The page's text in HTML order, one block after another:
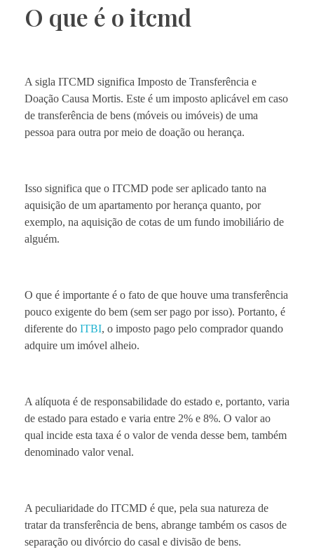
O que é o itcmd
A sigla ITCMD significa Imposto de Transferência e
Doação Causa Mortis. Este é um imposto aplicável em caso
de transferência de bens (móveis ou imóveis) de uma
pessoa para outra por meio de doação ou herança.
Isso significa que o ITCMD pode ser aplicado tanto na
aquisição de um apartamento por herança quanto, por
exemplo, na aquisição de cotas de um fundo imobiliário de
alguém.
O que é importante é o fato de que houve uma transferência
pouco exigente do bem (sem ser pago por isso). Portanto, é
diferente do ITBI, o imposto pago pelo comprador quando
adquire um imóvel alheio.
A alíquota é de responsabilidade do estado e, portanto, varia
de estado para estado e varia entre 2% e 8%. O valor ao
qual incide esta taxa é o valor de venda desse bem, também
denominado valor venal.
A peculiaridade do ITCMD é que, pela sua natureza de
tratar da transferência de bens, abrange também os casos de
separação ou divórcio do casal e divisão de bens.